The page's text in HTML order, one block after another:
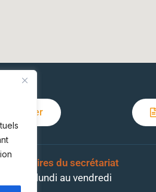
contacter
Horaires du secrétariat
Du lundi au vendredi